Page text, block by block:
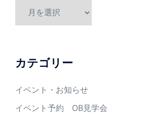
カテゴリー
イベント・お知らせ
イベント予約 OB見学会